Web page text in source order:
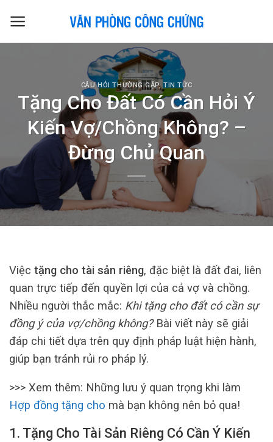
CÂU HỎI THƯỜNG GẶP,TIN TỨC
Tặng Cho Đất Có Cần Hỏi Ý
Kiến Vợ/Chồng Không? –
Đừng Chủ Quan
Việc tặng cho tài sản riêng, đặc biệt là đất đai, liên
quan trực tiếp đến quyền lợi của cả vợ và chồng.
Nhiều người thắc mắc: Khi tặng cho đất có cần sự
đồng ý của vợ/chồng không?Bài viết này sẽ giải
đáp chi tiết dựa trên quy định pháp luật hiện hành,
giúp bạn tránh rủi ro pháp lý.
>>> Xem thêm: Những lưu ý quan trọng khi làm
Hợp đồng tặng cho mà bạn không nên bỏ qua!
1. Tặng Cho Tài Sản Riêng Có Cần Ý Kiến